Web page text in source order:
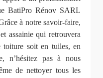
BatiPro Rénov SARL
à notre savoir-faire,
assainie qui retrouvera
toiture soit en tuiles, en
n’hésitez pas à nous
de nettoyer tous les